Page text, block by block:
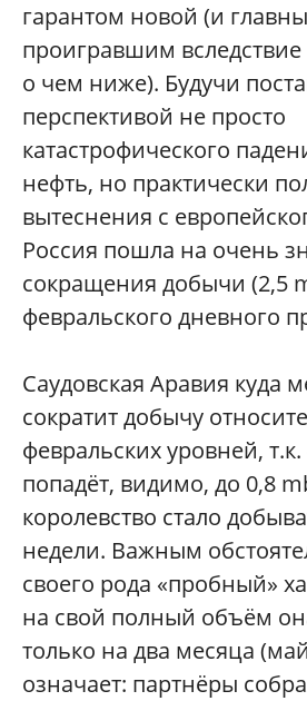
гарантом новой (и
проигравшим
о чем ниже). Будучи
перспективой не просто
катастрофического
нефть, но практически
вытеснения с
Россия пошла на очень
сокращения добычи (2,5
февральского дневного
Саудовская Аравия куда
сократит добычу
февральских уровней, т.к.
попадёт, видимо, до 0,8
королевство стало
недели. Важным
своего рода «пробный»
на свой полный объём
только на два месяца
означает: партнёры